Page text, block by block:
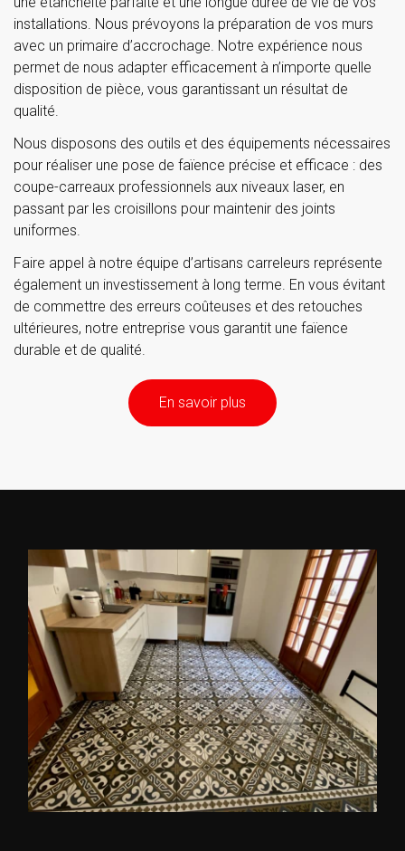
installations. Nous prévoyons la préparation de vos murs
avec un primaire d’accrochage. Notre expérience nous
permet de nous adapter efficacement à n’importe quelle
disposition de pièce, vous garantissant un résultat de
qualité.
Nous disposons des outils et des équipements nécessaires
pour réaliser une pose de faïence précise et efficace : des
coupe-carreaux professionnels aux niveaux laser, en
passant par les croisillons pour maintenir des joints
uniformes.
Faire appel à notre équipe d’artisans carreleurs représente
également un investissement à long terme. En vous évitant
de commettre des erreurs coûteuses et des retouches
ultérieures, notre entreprise vous garantit une faïence
durable et de qualité.
En savoir plus